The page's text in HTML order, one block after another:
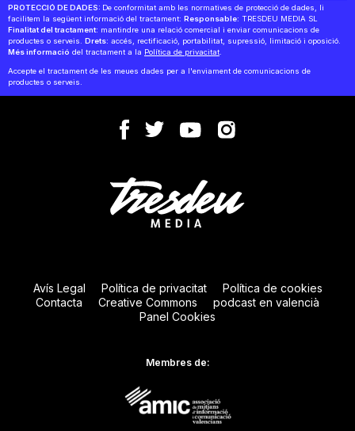
PROTECCIÓ DE DADES: De conformitat amb les normatives de protecció de dades, li
facilitem la següent informació del tractament: Responsable: TRESDEU MEDIA SL
Finalitat del tractament: mantindre una relació comercial i enviar comunicacions de
productes o serveis. Drets: accés, rectificació, portabilitat, supressió, limitació i oposició.
Més informació del tractament a la Política de privacitat
Accepte el tractament de les meues dades per a l'enviament de comunicacions de
productes o serveis.
Avís Legal Política de privacitat
Política de cookies
Contacta
Creative Commons
podcast en valencià
Panel Cookies
Membres de: